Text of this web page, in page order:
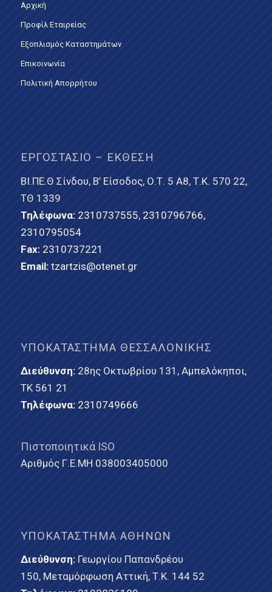
Αρχική
Προφίλ Εταιρείας
Εξοπλισμός Καταστημάτων
Επικοινωνία
Πολιτική Απορρήτου
ΕΡΓΟΣΤΆΣΙΟ – ΈΚΘΕΣΗ
ΒΙ.ΠΕ.Θ Σίνδου, Β’ Είσοδος, Ο.Τ. 5 Α8, Τ.Κ. 570 22,
ΤΘ 1339
Τηλέφωνα: 2310737555, 2310796766,
2310795054
Fax: 2310737221
Email: tzartzis@otenet.gr
ΥΠΟΚΑΤΆΣΤΗΜΑ ΘΕΣΣΑΛΟΝΊΚΗΣ
Διεύθυνση:28ης Οκτωβρίου 131, Αμπελόκηποι,
ΤΚ 561 21
Τηλέφωνα: 2310749666
Πιστοποιητικά ISO
Αριθμός Γ.Ε.ΜΗ 038003405000
ΥΠΟΚΑΤΆΣΤΗΜΑ ΑΘΗΝΏΝ
Διεύθυνση:Γεωργίου Παπανδρέου
150, Μεταμόρφωση Αττική, Τ.Κ. 144 52